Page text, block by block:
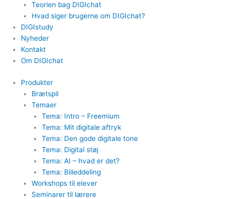
Teorien bag DIGIchat
Hvad siger brugerne om DIGIchat?
DIGIstudy
Nyheder
Kontakt
Om DIGIchat
Produkter
Brætspil
Temaer
Tema: Intro – Freemium
Tema: Mit digitale aftryk
Tema: Den gode digitale tone
Tema: Digital støj
Tema: AI – hvad er det?
Tema: Billeddeling
Workshops til elever
Seminarer til lærere